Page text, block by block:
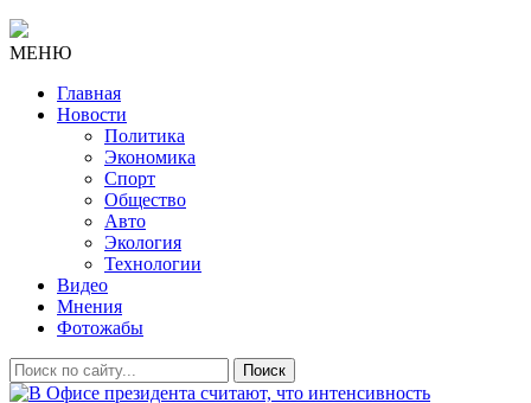
МЕНЮ
Главная
Новости
Политика
Экономика
Спорт
Общество
Авто
Экология
Технологии
Видео
Мнения
Фотожабы
Поиск